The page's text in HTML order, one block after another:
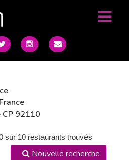
CP 92110
sur 10 restaurants trouvés
Nouvelle recherche